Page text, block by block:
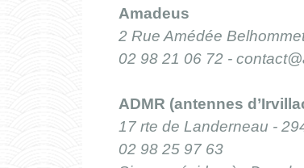
Amadeus
2 Rue Amédée
02 98 21 06 72 -
ADMR (antennes
17 rte de Landerneau -
02 98 25 97 63